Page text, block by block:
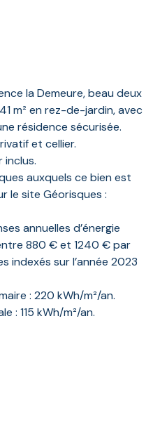
la Demeure, beau deux
m² en rez-de-jardin, avec
résidence sécurisée.
et cellier.
inclus.
auxquels ce bien est
le site Géorisques :
annuelles d’énergie
880 € et 1240 € par
indexés sur l’année 2023
: 220 kWh/m²/an.
: 115 kWh/m²/an.